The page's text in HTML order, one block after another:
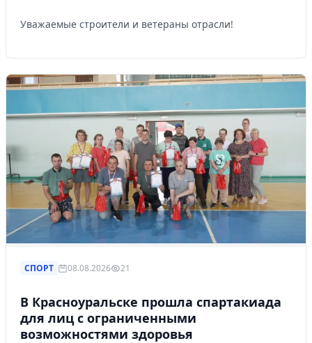
Уважаемые строители и ветераны отрасли!
СПОРТ 08.08.2026 21
В Красноуральске прошла спартакиада
для лиц с ограниченными
возможностями здоровья